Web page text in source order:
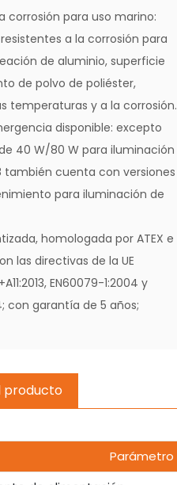
corrosión para uso marino:
a la corrosión para
de aluminio, superficie
de polvo de poliéster,
temperaturas y a la corrosión.
disponible: excepto
40 W/80 W para iluminación
también cuenta con versiones
para iluminación de
homologada por ATEX e
las directivas de la UE
EN60079-1:2004 y
con garantía de 5 años;
producto
Parámetro